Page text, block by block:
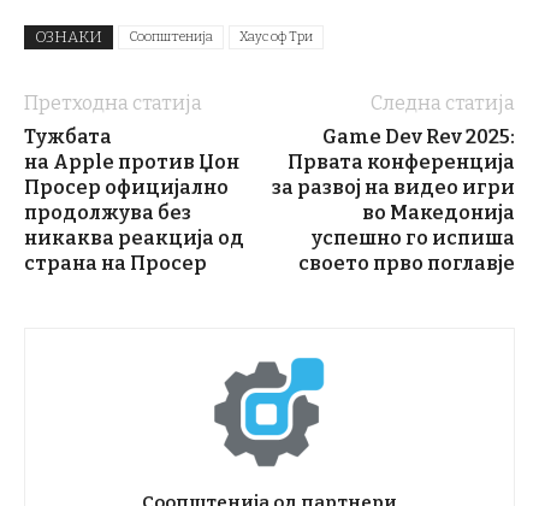
ОЗНАКИ Соопштенија Хаус оф Три
Претходна статија
Тужбата
на Apple против Џон
Просер официјално
продолжува без
никаква реакција од
страна на Просер
Следна статија
Game Dev Rev 2025:
Првата конференција
за развој на видео игри
во Македонија
успешно го испиша
своето прво поглавје